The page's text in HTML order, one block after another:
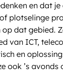
en dat je
plotselinge
dat gebied.
van ICT,
en
ook ’s avonds